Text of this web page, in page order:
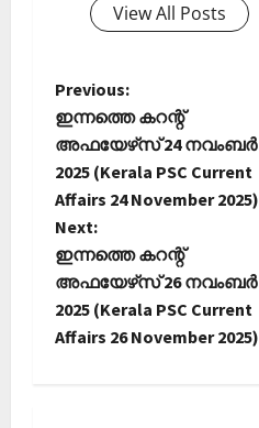
View All Posts
P
o
s
t
n
a
Previous:
ഇന്നത്തെ കറന്റ്
അഫയേഴ്‌സ് 24 നവംബർ
2025 (Kerala PSC Current
Affairs 24 November 2025)
Next:
ഇന്നത്തെ കറന്റ്
അഫയേഴ്‌സ് 26 നവംബർ
2025 (Kerala PSC Current
Affairs 26 November 2025)